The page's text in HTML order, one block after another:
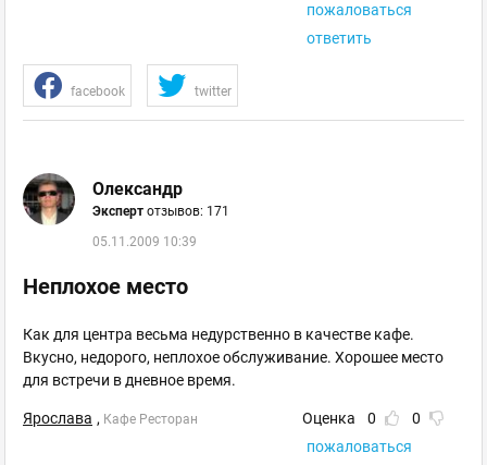
пожаловаться
ответить
facebook twitter
Олександр
Эксперт отзывов: 171
05.11.2009 10:39
Неплохое место
Как для центра весьма недурственно в качестве кафе.
Вкусно, недорого, неплохое обслуживание. Хорошее место
для встречи в дневное время.
Ярослава , Кафе Ресторан Оценка 0
0
пожаловаться